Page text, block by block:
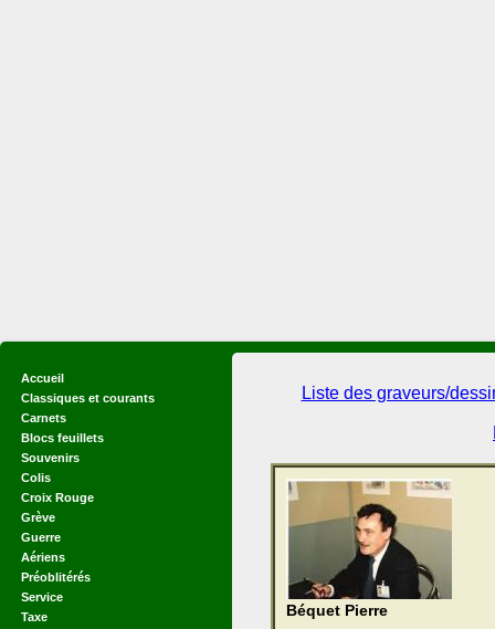
Accueil
Classiques et courants
Carnets
Blocs feuillets
Souvenirs
Colis
Croix Rouge
Grève
Guerre
Aériens
Préoblitérés
Service
Taxe
Liste des graveurs/
Béquet Pierre